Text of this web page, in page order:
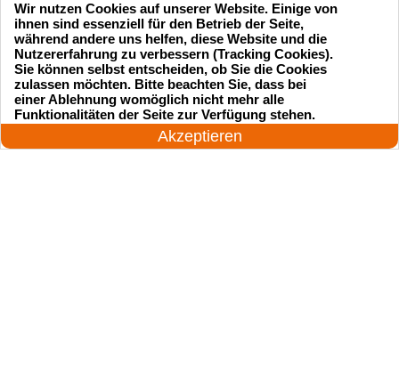
24 Stunden am Tag
Akzeptieren
Wir nutzen Cookies auf unserer Website. Einige von
ihnen sind essenziell für den Betrieb der Seite,
während andere uns helfen, diese Website und die
Nutzererfahrung zu verbessern (Tracking Cookies).
Sie können selbst entscheiden, ob Sie die Cookies
zulassen möchten. Bitte beachten Sie, dass bei
einer Ablehnung womöglich nicht mehr alle
Funktionalitäten der Seite zur Verfügung stehen.